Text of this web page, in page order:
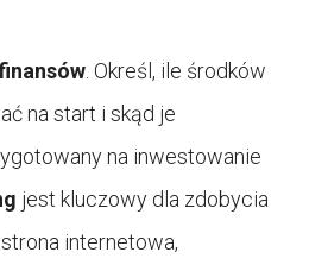
. Określ, ile środków
na start i skąd je
na inwestowanie
jest kluczowy dla zdobycia
internetowa,